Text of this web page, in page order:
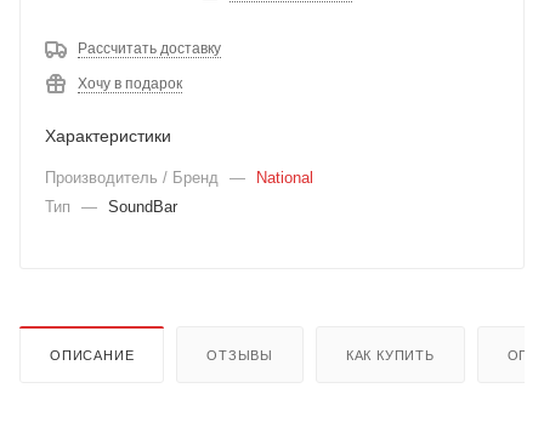
Рассчитать доставку
Хочу в подарок
Характеристики
Производитель / Бренд —
National
Тип
— SoundBar
ОПИСАНИЕ ОТЗЫВЫ КАК КУПИТЬ